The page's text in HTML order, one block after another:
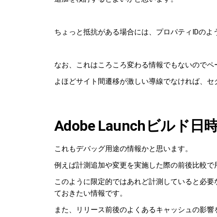
ちょっと抵抗がある場合には、プロパティIDの
なお、これはころころ変わる情報でもないので
よほどサイト間遷移が激しい導線でなければ、
Adobe Launchビルド日
これもデバッグ用途の情報かと思います。
例えば計測追加や変更を実施した際の前後比較
このように限定的ではあれど計測していると必
ておきたい情報です。
また、リリース前後のよくあるキャッシュの影